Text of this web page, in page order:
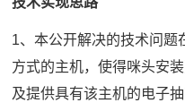
1、本公开解决的技术问题
方式的主机，使得咪头安
及提供具有该主机的电子抽